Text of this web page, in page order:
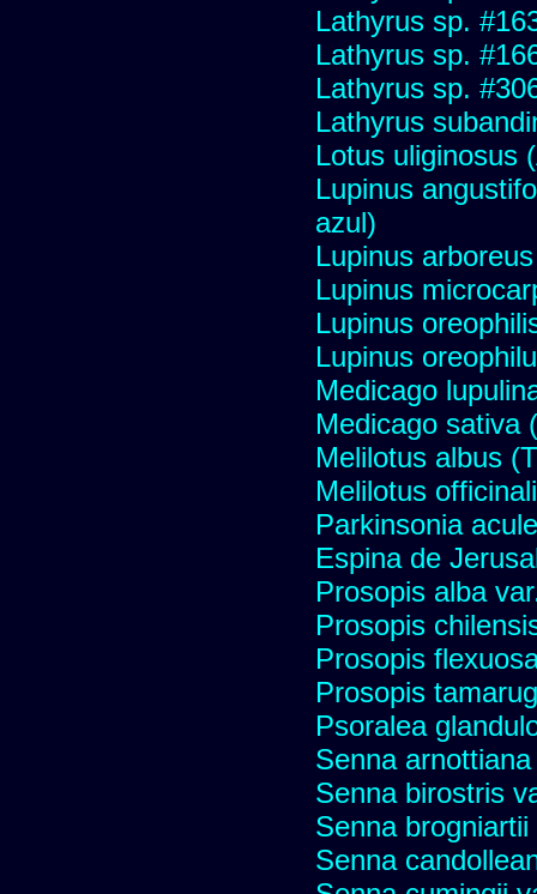
Lathyrus sp.
Lathyrus sp.
Lathyrus sp.
Lathyrus
Lotus uliginosus
Lupinus
azul)
Lupinus
Lupinus
Lupinus
Lupinus
Medicago
Medicago sativa
Melilotus albus
Melilotus
Parkinsonia
Espina de
Prosopis alba
Prosopis
Prosopis
Prosopis
Psoralea
Senna
Senna birostris
Senna brogniartii
Senna